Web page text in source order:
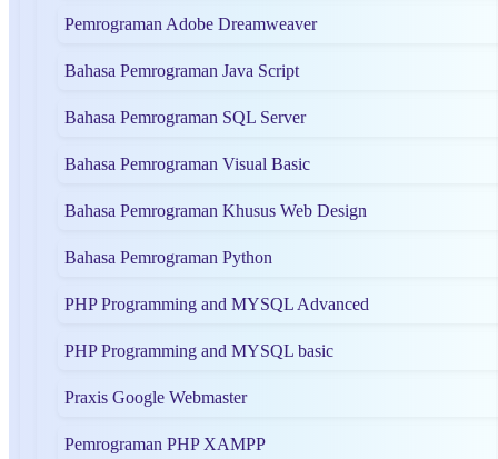
Pemrograman Adobe Dreamweaver
Bahasa Pemrograman Java Script
Bahasa Pemrograman SQL Server
Bahasa Pemrograman Visual Basic
Bahasa Pemrograman Khusus Web Design
Bahasa Pemrograman Python
PHP Programming and MYSQL Advanced
PHP Programming and MYSQL basic
Praxis Google Webmaster
Pemrograman PHP XAMPP